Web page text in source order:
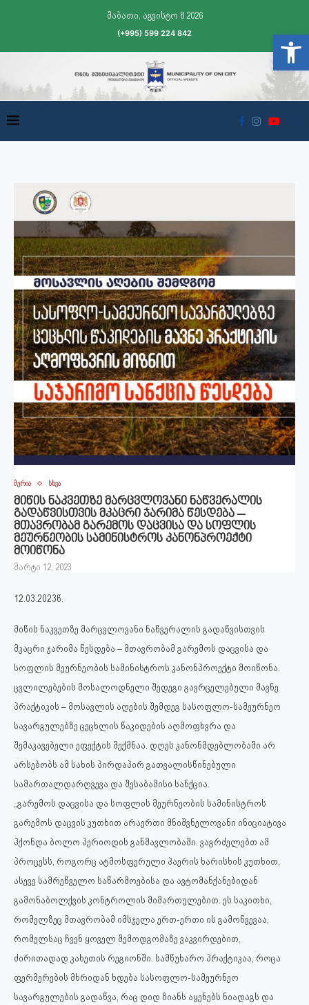
შაბათი, აგვისტო 8 2026
(+995) 599 224 842
მერია სხვა
მიწის ნაკვეთზე მარცვლოვანი ნაწვერალის
გადაწვისთვის მკაცრი ჯარიმა წესდება –
მთავრობამ გარემოს დაცვისა და სოფლის
მეურნეობის სამინისტროს კანონპროექტი
მოიწონა
მარტი 12, 2023
12.03.2023წ.
მიწის ნაკვეთზე მარცვლოვანი ნაწვერალის გადაწვისთვის
მკაცრი ჯარიმა წესდება – მთავრობამ გარემოს დაცვისა და
სოფლის მეურნეობის სამინისტროს კანონპროექტი მოიწონა.
ცვლილებების მოსალოდნელი შედეგი გავრცელებული მავნე
პრაქტიკის – მოსავლის აღების შემდეგ სასოფლო-სამეურნეო
სავარგულებზე ცეცხლის წაკიდების აღმოფხვრა და
შემაკავებელი ეფექტის შექმნაა. დღეს კანონმდებლობაში არ
არსებობს ამ სახის პირდაპირ გათვალისწინებული
სამართალდარღვევა და შესაბამისი სანქცია.
„გარემოს დაცვისა და სოფლის მეურნეობის სამინისტროს
გარემოს დაცვის კუთხით არაერთი მნიშვნელოვანი ინიციატივა
ჰქონდა ბოლო პერიოდის განმავლობაში. ვაგრძელებთ ამ
პროცესს, როგორც ატმოსფერული ჰაერის ხარისხის კუთხით,
ასევე სამრეწველო საწარმოებისა და ავტომანქანებიდან
გამონაბოლქვის კონტროლის მიმართულებით. ეს საკითხი,
რომელზეც მთავრობამ იმსჯელა ერთ-ერთი ის გამოწვევაა,
რომელსაც ჩვენ ყოველ შემოდგომაზე ვაკვირდებით,
ძირითადად კახეთის რეგიონში. სამწუხარო პრაქტიკაა, როცა
ფერმერების მხრიდან ხდება სასოფლო-სამეურნეო
სავარგულების გადაწვა, რაც დიდ ზიანს აყენებს ნიადაგს და